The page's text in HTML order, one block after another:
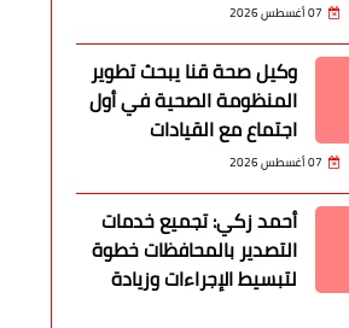
07 أغسطس 2026
وكيل صحة قنا يبحث تطوير
المنظومة الصحية في أول
اجتماع مع القيادات
07 أغسطس 2026
أحمد زكي: تجميع خدمات
التصدير بالمحافظات خطوة
لتبسيط الإجراءات وزيادة